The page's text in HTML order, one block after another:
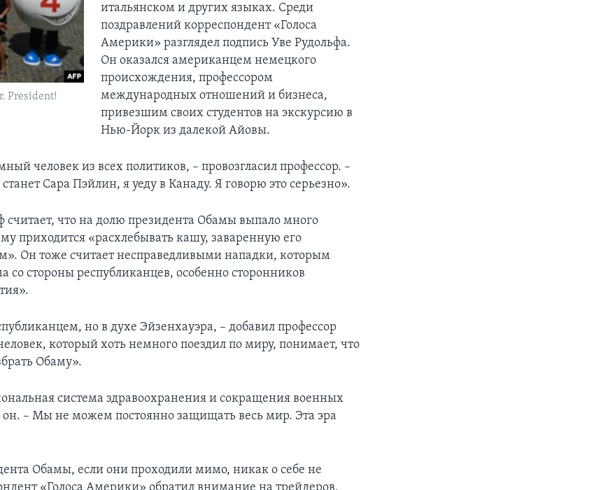
President!
итальянском и других языках. Среди
поздравлений корреспондент «Голоса
Америки» разглядел подпись Уве Рудольфа.
Он оказался американцем немецкого
происхождения, профессором
международных отношений и бизнеса,
привезшим своих студентов на экскурсию в
Нью-Йорк из далекой Айовы.
человек из всех политиков, – провозгласил профессор. –
Сара Пэйлин, я уеду в Канаду. Я говорю это серьезно».
считает, что на долю президента Обамы выпало много
приходится «расхлебывать кашу, заваренную его
Он тоже считает несправедливыми нападки, которым
со стороны республиканцев, особенно сторонников
но в духе Эйзенхауэра, – добавил профессор
который хоть немного поездил по миру, понимает, что
Обаму».
система здравоохранения и сокращения военных
он. – Мы не можем постоянно защищать весь мир. Эта эра
Обамы, если они проходили мимо, никак о себе не